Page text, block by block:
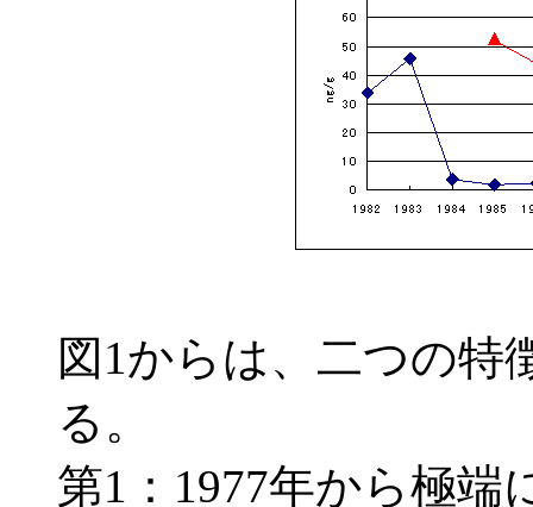
図1からは、二つの特
る。
第1：1977年から極端